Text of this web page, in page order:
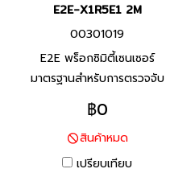
E2E-X1R5E1 2M
00301019
E2E พร็อกซิมิตี้เซนเซอร์
มาตรฐานสำหรับการตรวจจับ
โลหะประเภทเหล็ก ทนต่อสภาพ
แวดล้อมด้วยสายมาตราฐานที่ทำ
จาก PVC ทนน้ำมัน และพื้นผิว
ตรวจจับที่ทำจากวัสดุที่ทนต่อ
฿0
สินค้าหมด
เปรียบเทียบ